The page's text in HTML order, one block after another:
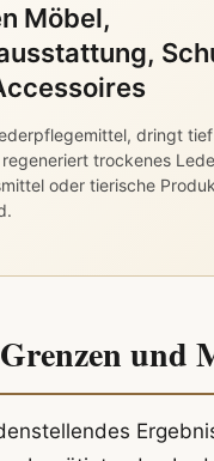
Möbel,
dringt
trockenes
oder tierische
und